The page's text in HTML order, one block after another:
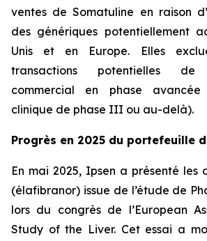
ventes de Somatuline en raison
des génériques potentiellement
Unis et en Europe. Elles
transactions potentielles de
commercial en phase avancée
clinique de phase III ou au-delà).
Progrès en 2025 du portefeuille
En mai 2025, Ipsen a présenté les
(élafibranor) issue de l’étude de
lors du congrès de l’European
Study of the Liver. Cet essai a